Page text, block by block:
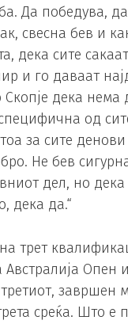
Да победува,
свесна бев и
дека сите
и го даваат
Скопје дека нема
од
за сите
Не бев
дел, но
дека да.“
трет
Австралија Опен
завршен
среќа. Што е